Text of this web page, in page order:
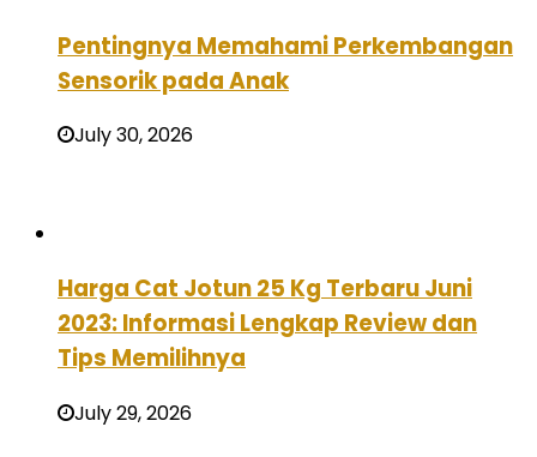
Pentingnya Memahami Perkembangan
Sensorik pada Anak
July 30, 2026
Harga Cat Jotun 25 Kg Terbaru Juni
2023: Informasi Lengkap Review dan
Tips Memilihnya
July 29, 2026